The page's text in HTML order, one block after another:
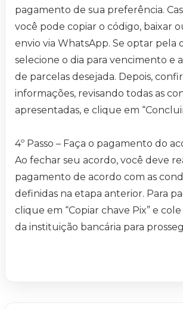
pagamento de sua preferência.
você pode copiar o código, baixar
envio via WhatsApp. Se optar pela
selecione o dia para vencimento e
de parcelas desejada. Depois,
informações, revisando todas as
apresentadas, e clique em
4º Passo – Faça o pagamento do
Ao fechar seu acordo, você deve
pagamento de acordo com as
definidas na etapa anterior. Para
clique em “Copiar chave Pix” e
da instituição bancária para